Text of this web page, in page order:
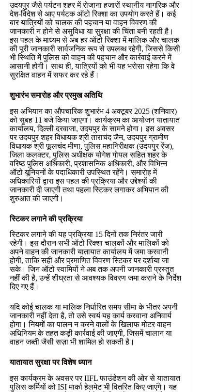
उदयपुर जैसे पर्यटन शहर में रोजाना हजारों स्थानीय नागरिक और
देश-विदेश से आए पर्यटक ऑटो रिक्शा का उपयोग करते हैं। कई
बार यात्रियों को चालक की पहचान या वाहन विवरण की
जानकारी न होने से असुविधा या सुरक्षा की चिंता बनी रहती है।
इस पहल के माध्यम से अब हर ऑटो रिक्शा में मालिक और चालक
की पूरी जानकारी सार्वजनिक रूप से उपलब्ध रहेगी, जिससे किसी
भी स्थिति में पुलिस को वाहन की पहचान और कार्रवाई करने में
आसानी होगी। साथ ही, यात्रियों को भी यह भरोसा रहेगा कि वे
सुरक्षित वाहन में सफर कर रहे हैं।
शुभारंभ समारोह और प्रमुख अतिथि
इस अभियान का औपचारिक शुभारंभ 4 अक्टूबर 2025 (शनिवार)
को सुबह 11 बजे किया जाएगा। कार्यक्रम का आयोजन यातायात
कार्यालय, दिल्ली दरवाजा, उदयपुर के सामने होगा। इस अवसर
पर उदयपुर शहर विधायक श्री ताराचंद जैन, उदयपुर ग्रामीण
विधायक श्री फूलचंद मीणा, पुलिस महानिरीक्षक (उदयपुर रेंज),
जिला कलक्टर, पुलिस अधीक्षक योगेश गोयल सहित शहर के
वरिष्ठ पुलिस अधिकारी, प्रशासनिक अधिकारी, और विभिन्न
ऑटो यूनियनों के पदाधिकारी उपस्थित रहेंगे। समारोह में
अधिकारियों द्वारा इस पहल की प्रक्रिया और उद्देश्यों की
जानकारी दी जाएगी तथा पहला स्टिकर लगाकर अभियान की
शुरुआत की जाएगी।
स्टिकर लगाने की प्रक्रिया
स्टिकर लगाने की यह प्रक्रिया 15 दिनों तक निरंतर जारी
रहेगी। इस दौरान सभी ऑटो रिक्शा चालकों और मालिकों को
अपने वाहन की जानकारी यातायात कार्यालय में जमा करवानी
होगी, ताकि सही और प्रमाणित विवरण स्टिकर पर दर्शाया जा
सके। जिन ऑटो स्वामियों ने अब तक अपनी जानकारी प्रस्तुत
नहीं की है, उन्हें शीघ्रता से आवश्यक विवरण जमा कराने के निर्देश
दिए गए हैं।
यदि कोई चालक या मालिक निर्धारित समय सीमा के भीतर अपनी
जानकारी नहीं देता है, तो उसे स्वयं यह कार्य करवाना अनिवार्य
होगा। नियमों का पालन न करने वालों के खिलाफ मोटर वाहन
अधिनियम के तहत कड़ी कार्रवाई की जाएगी, जिसमें चालान या
वाहन जब्ती जैसी सज़ा भी शामिल हो सकती है।
यातायात सुरक्षा पर विशेष ध्यान
इस कार्यक्रम के अवसर पर IIFL फाउंडेशन की ओर से यातायात
पुलिस कर्मियों को ISI मार्का हेलमेट भी वितरित किए जाएंगे। यह